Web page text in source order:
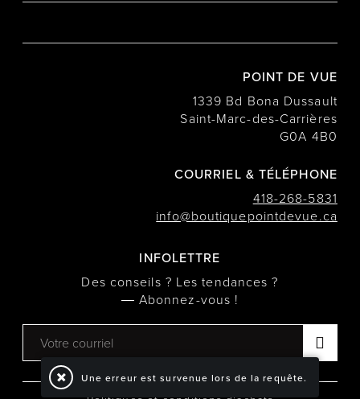
POINT DE VUE
1339 Bd Bona Dussault
Saint-Marc-des-Carrières
G0A 4B0
COURRIEL & TÉLÉPHONE
418-268-5831
info@boutiquepointdevue.ca
INFOLETTRE
Des conseils ? Les tendances ?
― Abonnez-vous !
Une erreur est survenue lors de la requête.